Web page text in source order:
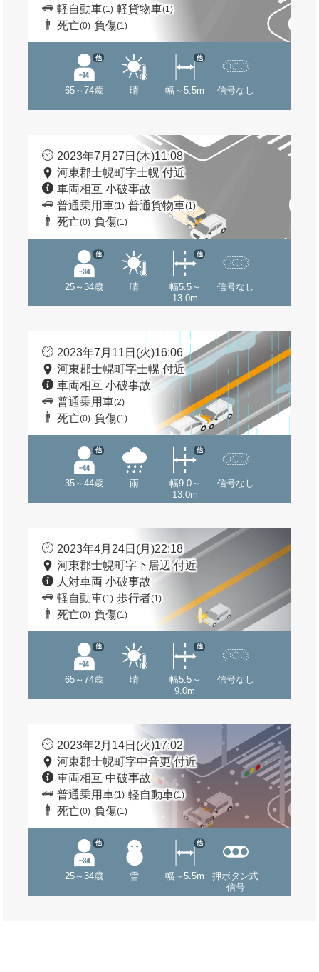
軽自動車(1) 軽貨物車(1)
死亡(0) 負傷(1)
65～74歳
他
晴 幅～5.5m
他
信号なし
2023年7月27日(木)11:08
河東郡士幌町字士幌 付近
車両相互 小破事故
普通乗用車(1) 普通貨物車(1)
死亡(0) 負傷(1)
25～34歳
他
晴
幅5.5～
13.0m
他
信号なし
2023年7月11日(火)16:06
河東郡士幌町字士幌 付近
車両相互 小破事故
普通乗用車(2)
死亡(0) 負傷(1)
35～44歳
他
雨
幅9.0～
13.0m
他
信号なし
2023年4月24日(月)22:18
河東郡士幌町字下居辺 付近
人対車両 小破事故
軽自動車(1) 歩行者(1)
死亡(0) 負傷(1)
65～74歳
他
晴
幅5.5～
9.0m
他
信号なし
2023年2月14日(火)17:02
河東郡士幌町字中音更 付近
車両相互 中破事故
普通乗用車(1) 軽自動車(1)
死亡(0) 負傷(1)
25～34歳
他
雪 幅～5.5m
他
押ボタン式
信号